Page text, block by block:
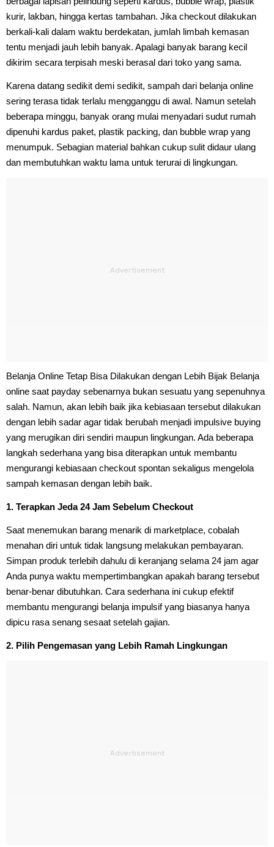
kurir, lakban, hingga kertas tambahan. Jika checkout dilakukan
berkali-kali dalam waktu berdekatan, jumlah limbah kemasan
tentu menjadi jauh lebih banyak. Apalagi banyak barang kecil
dikirim secara terpisah meski berasal dari toko yang sama.
Karena datang sedikit demi sedikit, sampah dari belanja online
sering terasa tidak terlalu mengganggu di awal. Namun setelah
beberapa minggu, banyak orang mulai menyadari sudut rumah
dipenuhi kardus paket, plastik packing, dan bubble wrap yang
menumpuk. Sebagian material bahkan cukup sulit didaur ulang
dan membutuhkan waktu lama untuk terurai di lingkungan.
Belanja Online Tetap Bisa Dilakukan dengan Lebih Bijak Belanja
online saat payday sebenarnya bukan sesuatu yang sepenuhnya
salah. Namun, akan lebih baik jika kebiasaan tersebut dilakukan
dengan lebih sadar agar tidak berubah menjadi impulsive buying
yang merugikan diri sendiri maupun lingkungan. Ada beberapa
langkah sederhana yang bisa diterapkan untuk membantu
mengurangi kebiasaan checkout spontan sekaligus mengelola
sampah kemasan dengan lebih baik.
1. Terapkan Jeda 24 Jam Sebelum Checkout
Saat menemukan barang menarik di marketplace, cobalah
menahan diri untuk tidak langsung melakukan pembayaran.
Simpan produk terlebih dahulu di keranjang selama 24 jam agar
Anda punya waktu mempertimbangkan apakah barang tersebut
benar-benar dibutuhkan. Cara sederhana ini cukup efektif
membantu mengurangi belanja impulsif yang biasanya hanya
dipicu rasa senang sesaat setelah gajian.
2. Pilih Pengemasan yang Lebih Ramah Lingkungan